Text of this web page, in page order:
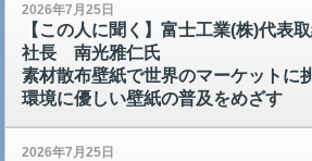
2026年7月25日
【この人に聞く】富士工業(株)代表
社長 南光雅仁氏
素材散布壁紙で世界のマーケットに
環境に優しい壁紙の普及をめざす
2026年7月25日